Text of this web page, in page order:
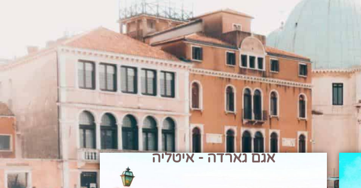
אגם גארדה - איטליה